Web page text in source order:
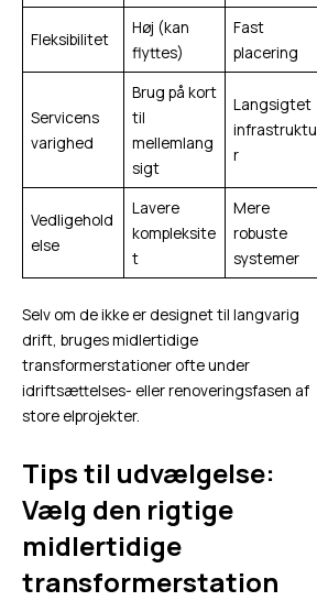
Fleksibilitet
Høj (kan
flyttes)
Fast
placering
Servicens
varighed
Brug på kort
til
mellemlang
sigt
Langsigtet
infrastruktu
r
Vedligehold
else
Lavere
kompleksite
t
Mere
robuste
systemer
Selv om de ikke er designet til langvarig
drift, bruges midlertidige
transformerstationer ofte under
idriftsættelses- eller renoveringsfasen af
store elprojekter.
Tips til udvælgelse:
Vælg den rigtige
midlertidige
transformerstation